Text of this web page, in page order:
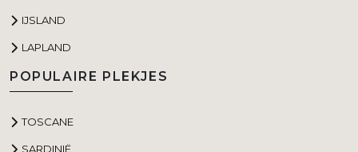
IJSLAND
LAPLAND
POPULAIRE PLEKJES
TOSCANE
SARDINIË